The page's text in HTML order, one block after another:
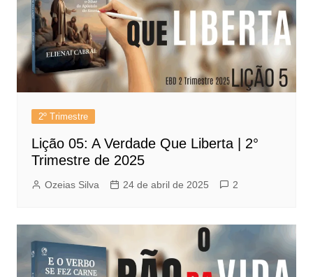
2º Trimestre
Lição 05: A Verdade Que Liberta | 2°
Trimestre de 2025
Ozeias Silva 24 de abril de 2025 2